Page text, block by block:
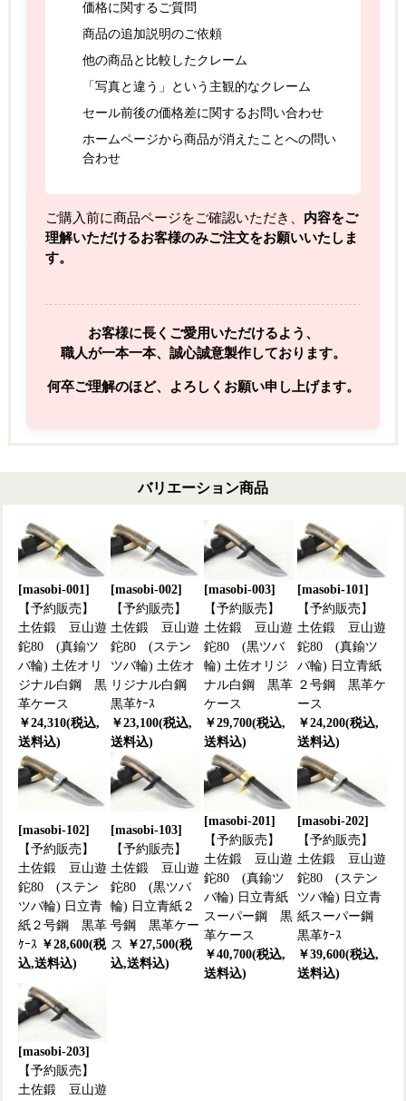
価格に関するご質問
商品の追加説明のご依頼
他の商品と比較したクレーム
「写真と違う」という主観的なクレーム
セール前後の価格差に関するお問い合わせ
ホームページから商品が消えたことへの問い
合わせ
ご購入前に商品ページをご確認いただき、 内容をご
理解いただけるお客様のみご注文をお願いいたしま
す。
お客様に長くご愛用いただけるよう、
職人が一本一本、誠心誠意製作しております。
何卒ご理解のほど、よろしくお願い申し上げます。
バリエーション商品
[masobi-001]
【予約販売】
土佐鍛 豆山遊
鉈80 (真鍮ツ
バ輪) 土佐オリ
ジナル白鋼 黒
革ケース
￥24,310(税込,
送料込)
[masobi-002]
【予約販売】
土佐鍛 豆山遊
鉈80 (ステン
ツバ輪) 土佐オ
リジナル白鋼
黒革ｹｰｽ
￥23,100(税込,
送料込)
[masobi-003]
【予約販売】
土佐鍛 豆山遊
鉈80 (黒ツバ
輪) 土佐オリジ
ナル白鋼 黒革
ケース
￥29,700(税込,
送料込)
[masobi-101]
【予約販売】
土佐鍛 豆山遊
鉈80 (真鍮ツ
バ輪) 日立青紙
２号鋼 黒革ケ
ース
￥24,200(税込,
送料込)
[masobi-102]
【予約販売】
土佐鍛 豆山遊
鉈80 (ステン
ツバ輪) 日立青
紙２号鋼 黒革
ｹｰｽ ￥28,600(税
込,送料込)
[masobi-103]
【予約販売】
土佐鍛 豆山遊
鉈80 (黒ツバ
輪) 日立青紙２
号鋼 黒革ケー
ス ￥27,500(税
込,送料込)
[masobi-201]
【予約販売】
土佐鍛 豆山遊
鉈80 (真鍮ツ
バ輪) 日立青紙
スーパー鋼 黒
革ケース
￥40,700(税込,
送料込)
[masobi-202]
【予約販売】
土佐鍛 豆山遊
鉈80 (ステン
ツバ輪) 日立青
紙スーパー鋼
黒革ｹｰｽ
￥39,600(税込,
送料込)
[masobi-203]
【予約販売】
土佐鍛 豆山遊